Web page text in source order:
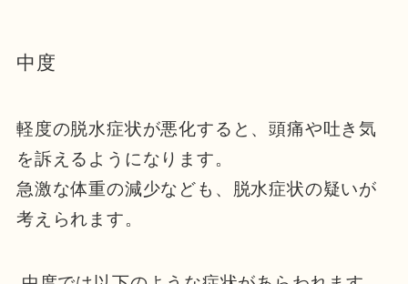
中度
軽度の脱水症状が悪化すると、頭痛や吐き気
を訴えるようになります。
急激な体重の減少なども、脱水症状の疑いが
考えられます。